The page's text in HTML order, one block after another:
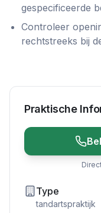
gespecificeerde
Controleer
rechtstreeks bij
Praktische
Type
tandartspraktijk